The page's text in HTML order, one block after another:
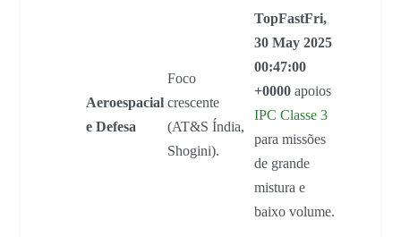
Aeroespacial
e Defesa
Foco
crescente
(AT&S Índia,
Shogini).
TopFastFri,
30 May 2025
00:47:00
+0000 apoios
IPC Classe 3
para missões
de grande
mistura e
baixo volume.